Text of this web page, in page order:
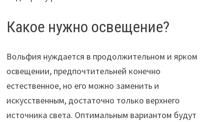
Какое нужно освещение?
Вольфия нуждается в продолжительном и ярком
освещении, предпочтительней конечно
естественное, но его можно заменить и
искусственным, достаточно только верхнего
источника света. Оптимальным вариантом будут